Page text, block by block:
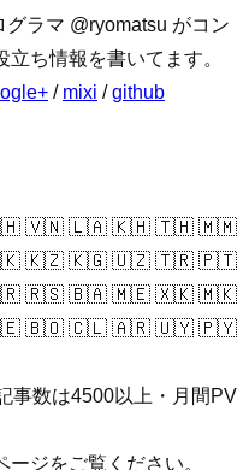
ラマ @ryomatsu がコン
ち情報を書いてます。
/ mixi /github
🇻🇳 🇱🇦 🇰🇭 🇹🇭 🇲🇲
🇰🇿 🇰🇬 🇺🇿 🇹🇷 🇵🇹
🇷🇸 🇧🇦 🇲🇪 🇽🇰 🇲🇰
🇧🇴 🇨🇱 🇦🇷 🇺🇾 🇵🇾
事数は4500以上・月間PV
ジをご覧ください。